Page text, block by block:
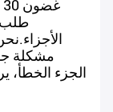
طلب
مشكلة
الجزء الخطأ،